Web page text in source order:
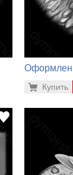
Купить